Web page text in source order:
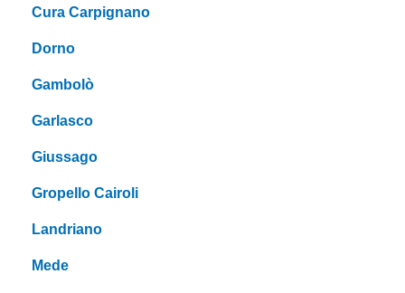
Cura Carpignano
Dorno
Gambolò
Garlasco
Giussago
Gropello Cairoli
Landriano
Mede